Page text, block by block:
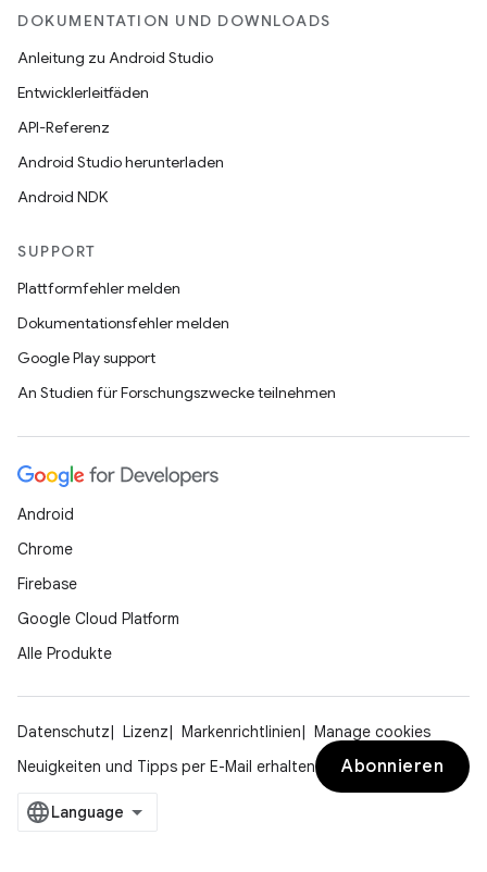
DOKUMENTATION UND DOWNLOADS
Anleitung zu Android Studio
Entwicklerleitfäden
API-Referenz
Android Studio herunterladen
Android NDK
SUPPORT
Plattformfehler melden
Dokumentationsfehler melden
Google Play support
An Studien für Forschungszwecke teilnehmen
Android
Chrome
Firebase
Google Cloud Platform
Alle Produkte
Datenschutz Lizenz Markenrichtlinien
Manage cookies
Neuigkeiten und Tipps per E-Mail erhalten
Abonnieren